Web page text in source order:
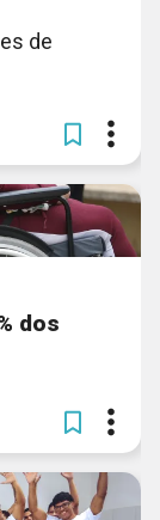
de
dos